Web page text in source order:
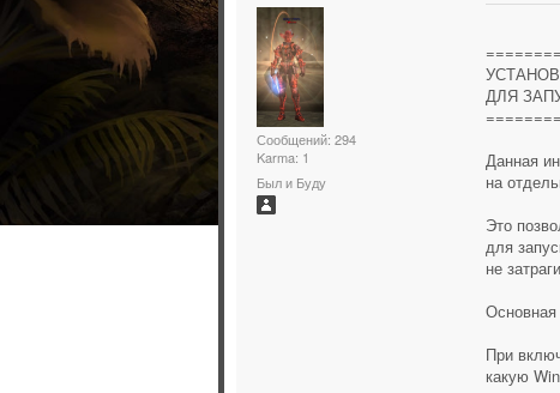
Сообщений: 294
Karma: 1
Был и Буду
ДЛЯ
Данная
на
Это
для
не
Основная
При
какую